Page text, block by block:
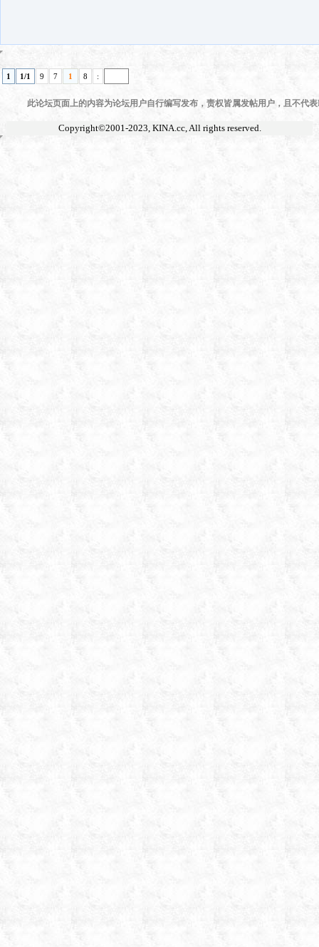
1 1/1 9 7 1 8 :
此论坛页面上的内容为论坛用户自行编写发布，责权皆属发帖用户，且不代
Copyright©2001-2023, KINA.cc, All rights reserved.